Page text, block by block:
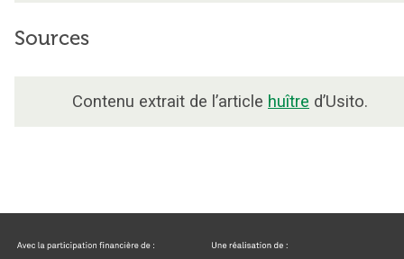
Sources
Contenu extrait de l’article huître d’Usito.